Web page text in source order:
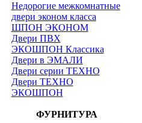
Недорогие межкомнатные
двери эконом класса
ШПОН ЭКОНОМ
Двери ПВХ
ЭКОШПОН Классика
Двери в ЭМАЛИ
Двери серии ТЕХНО
Двери ТЕХНО
ЭКОШПОН
ФУРНИТУРА